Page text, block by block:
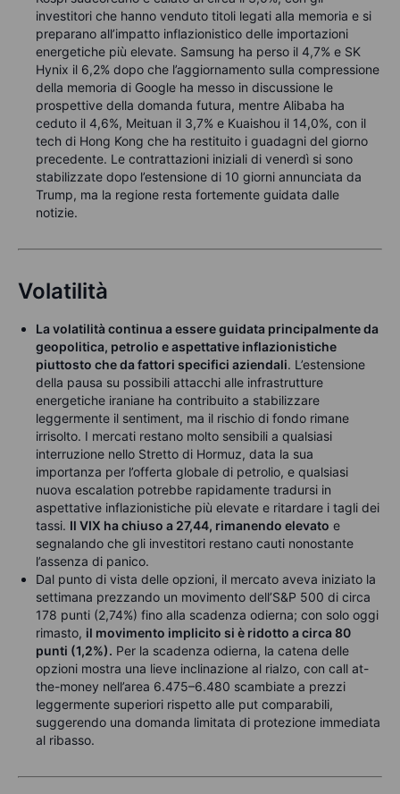
investitori che hanno venduto titoli legati alla memoria e si
preparano all’impatto inflazionistico delle importazioni
energetiche più elevate. Samsung ha perso il 4,7% e SK
Hynix il 6,2% dopo che l’aggiornamento sulla compressione
della memoria di Google ha messo in discussione le
prospettive della domanda futura, mentre Alibaba ha
ceduto il 4,6%, Meituan il 3,7% e Kuaishou il 14,0%, con il
tech di Hong Kong che ha restituito i guadagni del giorno
precedente. Le contrattazioni iniziali di venerdì si sono
stabilizzate dopo l’estensione di 10 giorni annunciata da
Trump, ma la regione resta fortemente guidata dalle
notizie.
Volatilità
La volatilità continua a essere guidata principalmente da
geopolitica, petrolio e aspettative inflazionistiche
piuttosto che da fattori specifici aziendali. L’estensione
della pausa su possibili attacchi alle infrastrutture
energetiche iraniane ha contribuito a stabilizzare
leggermente il sentiment, ma il rischio di fondo rimane
irrisolto. I mercati restano molto sensibili a qualsiasi
interruzione nello Stretto di Hormuz, data la sua
importanza per l’offerta globale di petrolio, e qualsiasi
nuova escalation potrebbe rapidamente tradursi in
aspettative inflazionistiche più elevate e ritardare i tagli dei
tassi. Il VIX ha chiuso a 27,44, rimanendo elevato e
segnalando che gli investitori restano cauti nonostante
l’assenza di panico.
Dal punto di vista delle opzioni, il mercato aveva iniziato la
settimana prezzando un movimento dell’S&P 500 di circa
178 punti (2,74%) fino alla scadenza odierna; con solo oggi
rimasto, il movimento implicito si è ridotto a circa 80
punti (1,2%). Per la scadenza odierna, la catena delle
opzioni mostra una lieve inclinazione al rialzo, con call at-
the-money nell’area 6.475–6.480 scambiate a prezzi
leggermente superiori rispetto alle put comparabili,
suggerendo una domanda limitata di protezione immediata
al ribasso.